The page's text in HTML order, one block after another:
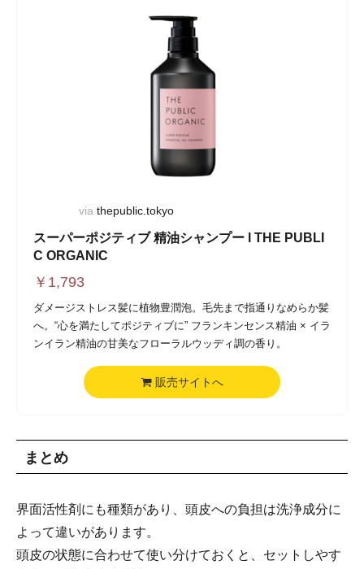
via thepublic.tokyo
スーパーポジティブ 精油シャンプー l THE PUBLI
C ORGANIC
￥ 1,793
ダメージストレス髪に植物豊潤泡。毛先まで指通りなめらか髪
へ。“心を満たしてポジティブに” フランキンセンス精油 × イラ
ンイラン精油の甘美なフローラルウッディ調の香り。
販売サイトへ
まとめ
界面活性剤にも種類があり、頭皮への負担は洗浄成分に
よって違いがあります。
頭皮の状態に合わせて使い分けておくと、セットしやす